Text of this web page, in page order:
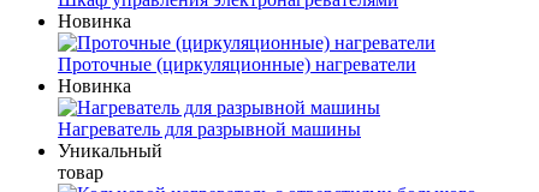
Новинка
Проточные (циркуляционные) нагреватели
Новинка
Нагреватель для разрывной машины
Уникальный
товар